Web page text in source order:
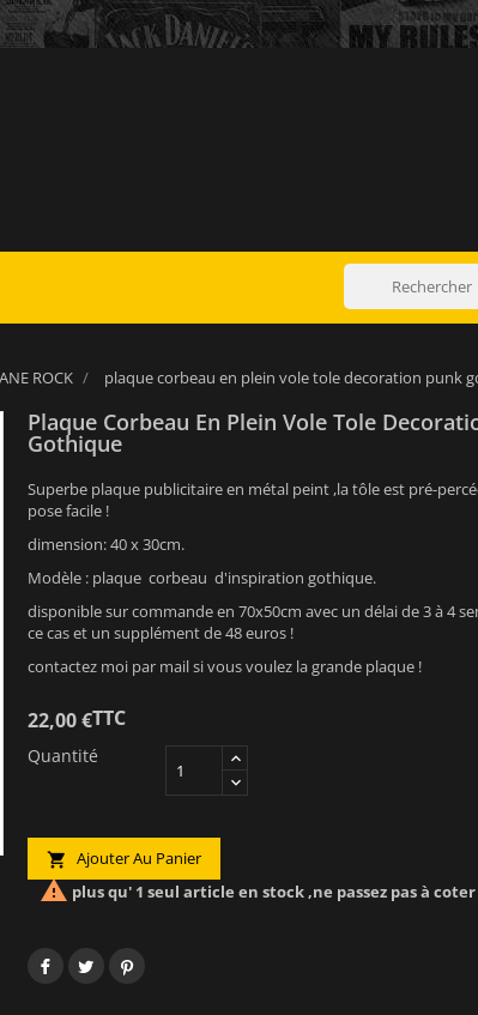
ROCK plaque corbeau en plein vole tole decoration punk
Plaque Corbeau En Plein Vole Tole
Gothique
Superbe plaque publicitaire en métal peint ,la tôle est pré-
pose facile !
dimension: 40 x 30cm.
Modèle : plaque corbeau d'inspiration gothique.
disponible sur commande en 70x50cm avec un délai de 3 à 4
ce cas et un supplément de 48 euros !
contactez moi par mail si vous voulez la grande plaque !
22,00 €TTC
Quantité
 Ajouter Au Panier
 plus qu' 1 seul article en stock ,ne passez pas à coter